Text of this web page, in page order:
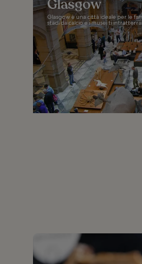
Glasgow
Glasgow è una città ideale per le
stadi da calcio e i musei ti